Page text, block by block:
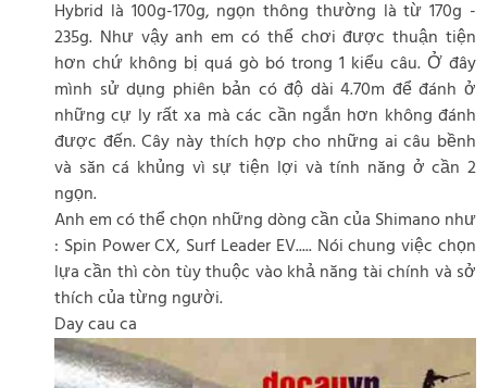
Hybrid là 100g-170g, ngọn thông thường là từ 170g -
235g. Như vậy anh em có thể chơi được thuận tiện
hơn chứ không bị quá gò bó trong 1 kiểu câu. Ở đây
mình sử dụng phiên bản có độ dài 4.70m để đánh ở
những cự ly rất xa mà các cần ngắn hơn không đánh
được đến. Cây này thích hợp cho những ai câu bềnh
và săn cá khủng vì sự tiện lợi và tính năng ở cần 2
ngọn.
Anh em có thể chọn những dòng cần của Shimano như
: Spin Power CX, Surf Leader EV..... Nói chung việc chọn
lựa cần thì còn tùy thuộc vào khả năng tài chính và sở
thích của từng người.
Day cau ca